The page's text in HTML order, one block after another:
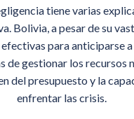
tiene varias
Bolivia, a pesar de su
para anticiparse a
de gestionar los recursos
del presupuesto y la
enfrentar las crisis.